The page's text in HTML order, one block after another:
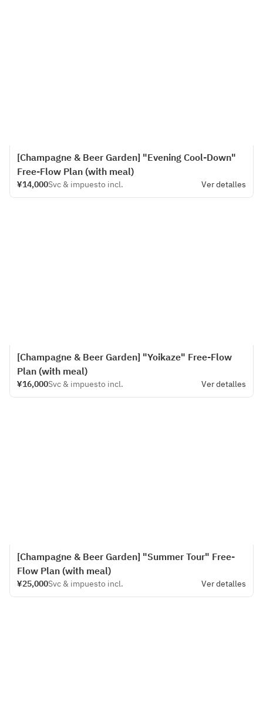
[Champagne & Beer Garden] "Evening Cool-Down"
Free-Flow Plan (with meal)
¥14,000Svc & impuesto incl. Ver detalles
[Champagne & Beer Garden] "Yoikaze" Free-Flow
Plan (with meal)
¥16,000Svc & impuesto incl. Ver detalles
[Champagne & Beer Garden] "Summer Tour" Free-
Flow Plan (with meal)
¥25,000Svc & impuesto incl. Ver detalles